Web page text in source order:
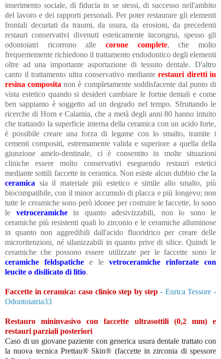
inserimento sociale, di fiducia in se stessi, di successo nell'ambito
del lavoro e dei rapporti personali. Per poter restaurare gli elementi
frontali decurtati da traumi, da usura, da erosioni, da precedenti
restauri conservativi divenuti esteticamente incongrui, spesso gli
odontoiatri ricorrono alle corone complete, che molto
frequentemente richiedono il trattamento endodontico degli elementi
oltre ad una importante asportazione di tessuto dentale. D'altro
canto il trattamento ultra conservativo mediante restauri diretti in
resina composita non è completamente soddisfacente dal punto di
vista estetico quando si desideri cambiare le forme dentali e come
ben sappiamo è soggetto ad un degrado nel tempo. Sfruttando le
ricerche di Horn e Calamia, che a metà degli anni 80 hanno intuito
che trattando la superficie interna della ceramica con un acido forte,
è possibile creare una forza di legame con lo smalto, tramite i
cementi compositi, estremamente valida e superiore a quella della
giunzione amelo-dentinale, ci è consentito in molte situazioni
cliniche essere molto conservativi eseguendo restauri estetici
mediante sottili faccette in ceramica. Non esiste alcun dubbio che la
ceramica sia il materiale più estetico e simile allo smalto, più
biocompatibile, con il minor accumulo di placca e più longevo; non
tutte le ceramiche sono però idonee per costruire le faccette, lo sono
le vetroceramichein quanto adesivizzabili, non lo sono le
ceramiche più resistenti quali lo zirconio e le ceramiche alluminose
in quanto non aggredibili dall'acido fluoridrico per creare delle
microritenzioni, né silanizzabili in quanto prive di silice.Quindi le
ceramiche che possono essere utilizzate per le faccette sono le
ceramiche feldspatiche e le vetroceramiche rinforzate con
leucite o disilicato di litio.
Faccette in ceramica: caso clinico step by step - Enrica Tessore -
Odontoiatria33
Restauro mininvasivo con faccette ultrasottili (0,2 mm) e
restauri parziali posteriori
Caso di un giovane paziente con generica usura dentale trattato con
la nuova tecnica Prettau® Skin® (faccette in zirconia di spessore